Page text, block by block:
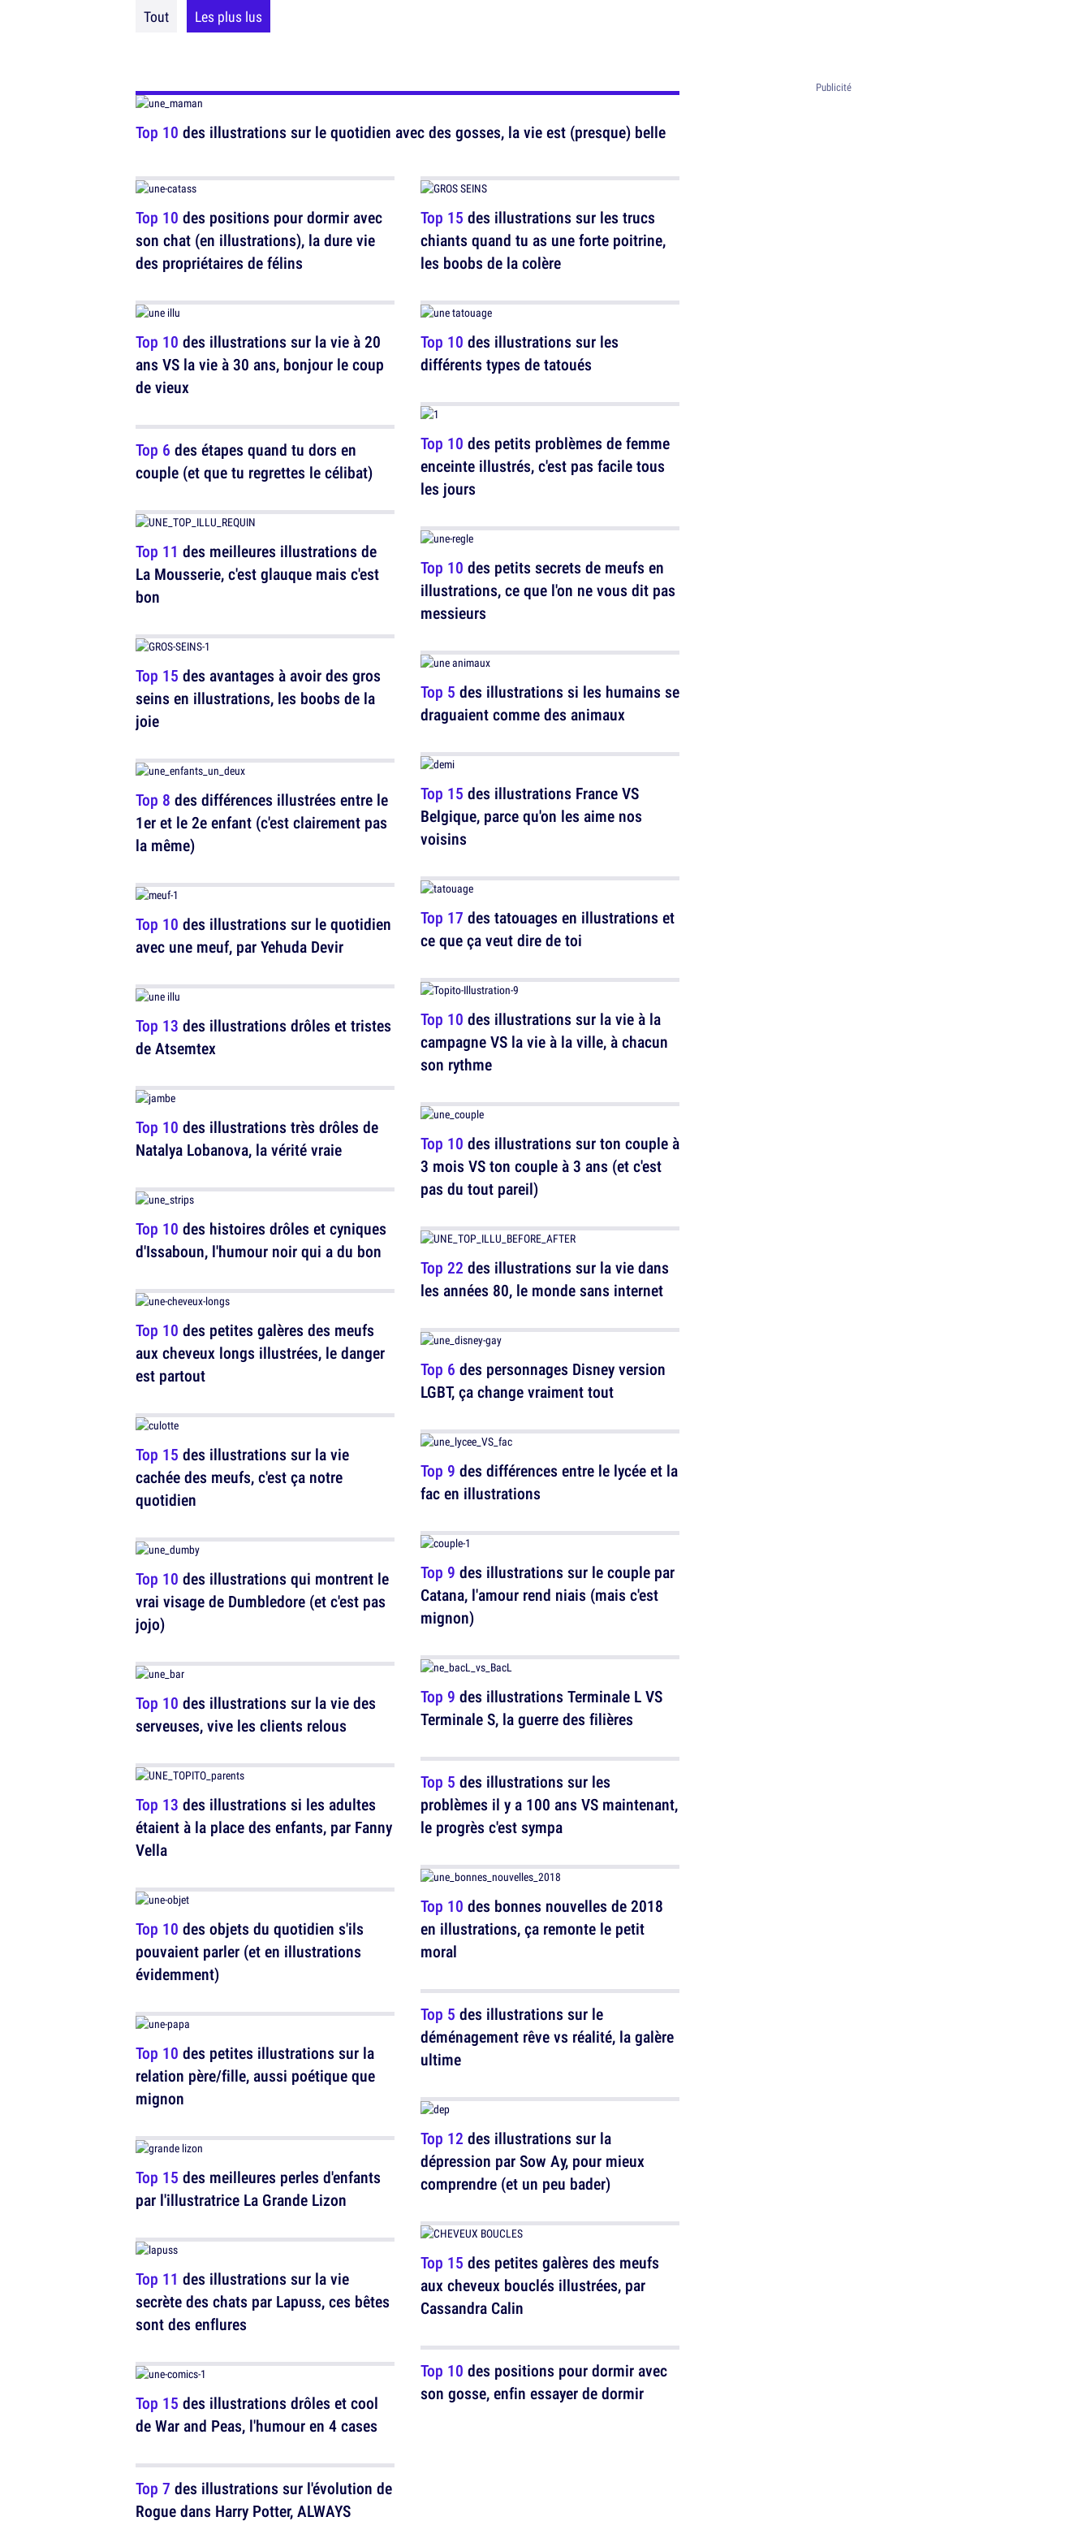
Tout Les plus lus
Top 10 des illustrations sur le quotidien avec des gosses, la vie est (presque) belle
Top 10 des positions pour dormir avec
son chat (en illustrations), la dure vie
des propriétaires de félins
Top 10 des illustrations sur la vie à 20
ans VS la vie à 30 ans, bonjour le coup
de vieux
Top 6 des étapes quand tu dors en
couple (et que tu regrettes le célibat)
Top 11 des meilleures illustrations de
La Mousserie, c'est glauque mais c'est
bon
Top 15 des avantages à avoir des gros
seins en illustrations, les boobs de la
joie
Top 8 des différences illustrées entre le
1er et le 2e enfant (c'est clairement pas
la même)
Top 10 des illustrations sur le quotidien
avec une meuf, par Yehuda Devir
Top 13 des illustrations drôles et tristes
de Atsemtex
Top 10 des illustrations très drôles de
Natalya Lobanova, la vérité vraie
Top 10 des histoires drôles et cyniques
d'Issaboun, l'humour noir qui a du bon
Top 10 des petites galères des meufs
aux cheveux longs illustrées, le danger
est partout
Top 15 des illustrations sur la vie
cachée des meufs, c'est ça notre
quotidien
Top 10 des illustrations qui montrent le
vrai visage de Dumbledore (et c'est pas
jojo)
Top 10 des illustrations sur la vie des
serveuses, vive les clients relous
Top 13 des illustrations si les adultes
étaient à la place des enfants, par Fanny
Vella
Top 10 des objets du quotidien s'ils
pouvaient parler (et en illustrations
évidemment)
Top 10 des petites illustrations sur la
relation père/fille, aussi poétique que
mignon
Top 15 des meilleures perles d'enfants
par l'illustratrice La Grande Lizon
Top 11 des illustrations sur la vie
secrète des chats par Lapuss, ces bêtes
sont des enflures
Top 15 des illustrations drôles et cool
de War and Peas, l'humour en 4 cases
Top 7 des illustrations sur l'évolution de
Rogue dans Harry Potter, ALWAYS
Top 15 des illustrations sur les trucs
chiants quand tu as une forte poitrine,
les boobs de la colère
Top 10 des illustrations sur les
différents types de tatoués
Top 10 des petits problèmes de femme
enceinte illustrés, c'est pas facile tous
les jours
Top 10 des petits secrets de meufs en
illustrations, ce que l'on ne vous dit pas
messieurs
Top 5 des illustrations si les humains se
draguaient comme des animaux
Top 15 des illustrations France VS
Belgique, parce qu'on les aime nos
voisins
Top 17 des tatouages en illustrations et
ce que ça veut dire de toi
Top 10 des illustrations sur la vie à la
campagne VS la vie à la ville, à chacun
son rythme
Top 10 des illustrations sur ton couple à
3 mois VS ton couple à 3 ans (et c'est
pas du tout pareil)
Top 22 des illustrations sur la vie dans
les années 80, le monde sans internet
Top 6 des personnages Disney version
LGBT, ça change vraiment tout
Top 9 des différences entre le lycée et la
fac en illustrations
Top 9 des illustrations sur le couple par
Catana, l'amour rend niais (mais c'est
mignon)
Top 9 des illustrations Terminale L VS
Terminale S, la guerre des filières
Top 5 des illustrations sur les
problèmes il y a 100 ans VS maintenant,
le progrès c'est sympa
Top 10 des bonnes nouvelles de 2018
en illustrations, ça remonte le petit
moral
Top 5 des illustrations sur le
déménagement rêve vs réalité, la galère
ultime
Top 12 des illustrations sur la
dépression par Sow Ay, pour mieux
comprendre (et un peu bader)
Top 15 des petites galères des meufs
aux cheveux bouclés illustrées, par
Cassandra Calin
Top 10 des positions pour dormir avec
son gosse, enfin essayer de dormir